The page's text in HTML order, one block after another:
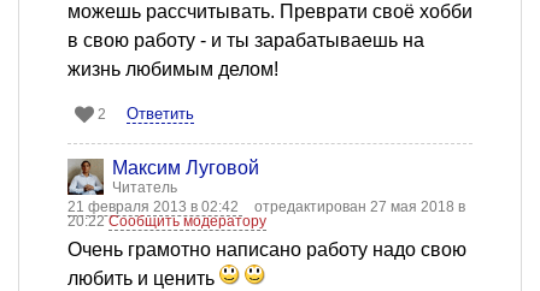
можешь рассчитывать. Преврати своё хобби
в свою работу - и ты зарабатываешь на
жизнь любимым делом!
2 Ответить
Максим Луговой
Читатель
21 февраля 2013 в 02:42
отредактирован 27 мая 2018 в
20:22Сообщить модератору
Очень грамотно написано работу надо свою
любить и ценить